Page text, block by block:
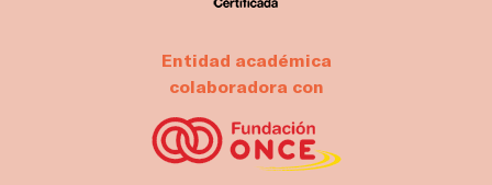
Entidad académica
colaboradora con